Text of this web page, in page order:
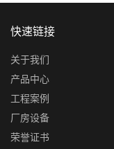
快速链接
关于我们
产品中心
工程案例
厂房设备
荣誉证书